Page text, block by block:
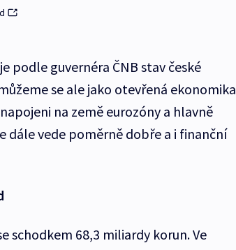
podle guvernéra ČNB stav české
se ale jako otevřená ekonomika
na země eurozóny a hlavně
dále vede poměrně dobře a i finanční
schodkem 68,3 miliardy korun. Ve